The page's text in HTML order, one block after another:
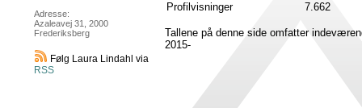
Adresse:
Azaleavej 31, 2000
Frederiksberg
Følg Laura Lindahl via
RSS
Profilvisninger
7.662
Tallene på denne side omfatter
2015-